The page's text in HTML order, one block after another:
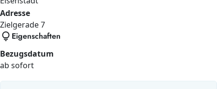
Adresse
Zielgerade7
lightbulb Eigenschaften
Bezugsdatum
ab sofort